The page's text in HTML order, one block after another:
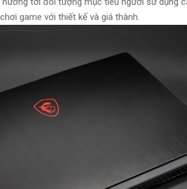
chơi game với thiết kế và giá thành.